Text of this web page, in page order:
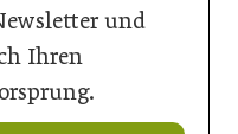
und
Ihren